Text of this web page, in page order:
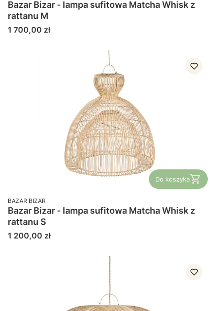
Bazar Bizar - lampa sufitowa Matcha Whisk z
rattanu M
Cena
1 700,00 zł
Do koszyka
PRODUCENT
BAZAR BIZAR
Bazar Bizar - lampa sufitowa Matcha Whisk z
rattanu S
Cena
1 200,00 zł